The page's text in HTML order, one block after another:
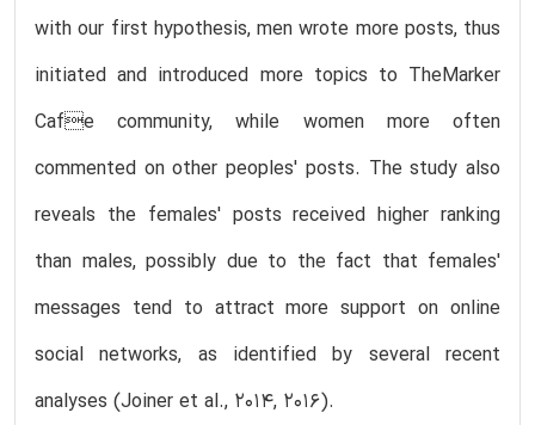
with our first hypothesis, men wrote more posts, thus
initiated and introduced more topics to TheMarker
Cafe community, while women more often
commented on other peoples' posts. The study also
reveals the females' posts received higher ranking
than males, possibly due to the fact that females'
messages tend to attract more support on online
social networks, as identified by several recent
analyses (Joiner et al., 2014, 2016).